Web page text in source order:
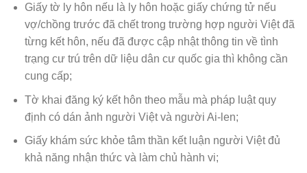
Giấy tờ ly hôn nếu là ly hôn hoặc giấy chứng tử nếu
vợ/chồng trước đã chết trong trường hợp người Việt đã
từng kết hôn, nếu đã được cập nhật thông tin về tình
trạng cư trú trên dữ liệu dân cư quốc gia thì không cần
cung cấp;
Tờ khai đăng ký kết hôn theo mẫu mà pháp luật quy
định có dán ảnh người Việt và người Ai-len;
Giấy khám sức khỏe tâm thần kết luận người Việt đủ
khả năng nhận thức và làm chủ hành vi;